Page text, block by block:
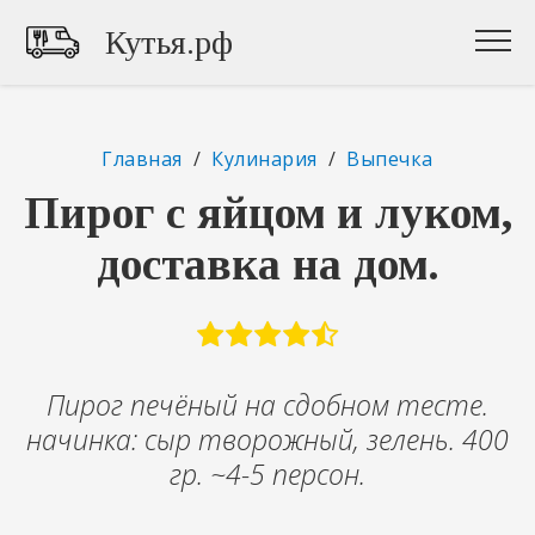
Кутья.рф
Главная / Кулинария / Выпечка
Пирог с яйцом и луком,
доставка на дом.
Пирог печёный на сдобном тесте.
начинка: сыр творожный, зелень. 400
гр. ~4-5 персон.